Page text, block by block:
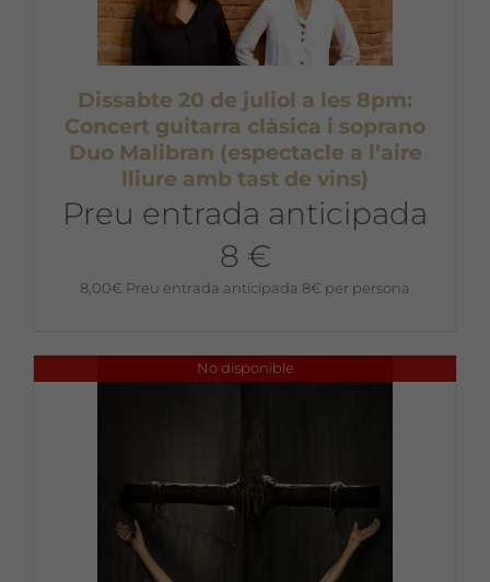
Dissabte 20 de juliol a les 8pm:
Concert guitarra clàsica i soprano
Duo Malibran (espectacle a l’aire
lliure amb tast de vins)
Preu entrada anticipada
8 €
8,00€ Preu entrada anticipada 8€ per persona
No disponible